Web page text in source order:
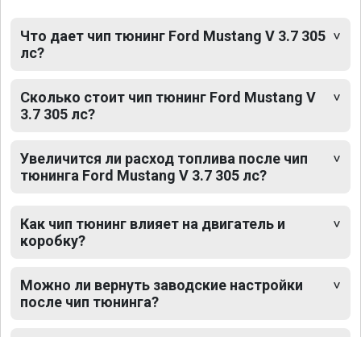
Что дает чип тюнинг Ford Mustang V 3.7 305
лс?
Сколько стоит чип тюнинг Ford Mustang V
3.7 305 лс?
Увеличится ли расход топлива после чип
тюнинга Ford Mustang V 3.7 305 лс?
Как чип тюнинг влияет на двигатель и
коробку?
Можно ли вернуть заводские настройки
после чип тюнинга?